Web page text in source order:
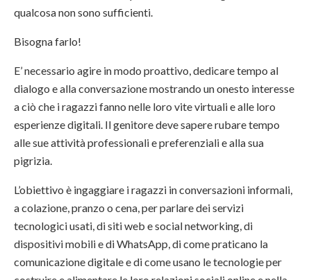
qualcosa non sono sufficienti.
Bisogna farlo!
E’ necessario agire in modo proattivo, dedicare tempo al
dialogo e alla conversazione mostrando un onesto interesse
a ciò che i ragazzi fanno nelle loro vite virtuali e alle loro
esperienze digitali. Il genitore deve sapere rubare tempo
alle sue attività professionali e preferenziali e alla sua
pigrizia.
L’obiettivo è ingaggiare i ragazzi in conversazioni informali,
a colazione, pranzo o cena, per parlare dei servizi
tecnologici usati, di siti web e social networking, di
dispositivi mobili e di WhatsApp, di come praticano la
comunicazione digitale e di come usano le tecnologie per